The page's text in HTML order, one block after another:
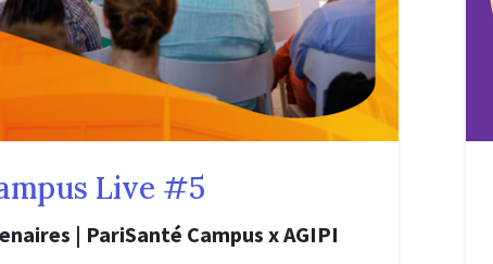
Live #5
| PariSanté Campus x AGIPI